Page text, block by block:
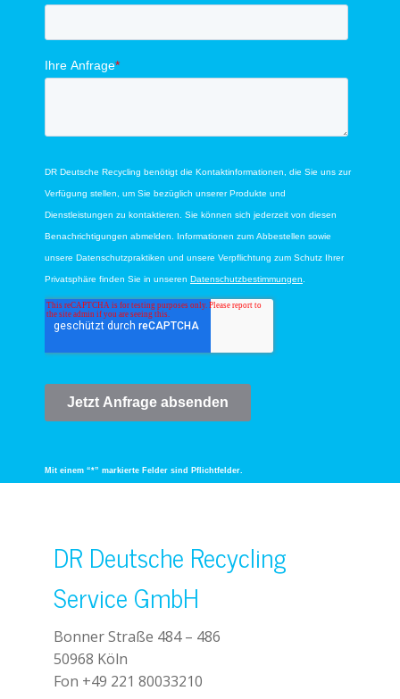
Mit einem “*” markierte Felder sind Pflichtfelder.
DR Deutsche Recycling
Service GmbH
Bonner Straße 484 – 486
50968 Köln
Fon +49 221 80033210